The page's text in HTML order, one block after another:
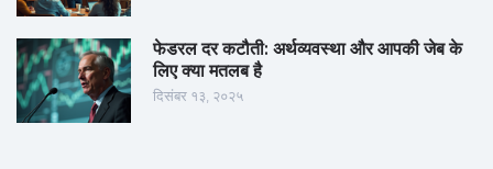
फेडरल दर कटौती: अर्थव्यवस्था और आपकी जेब के
लिए क्या मतलब है
दिसंबर १३, २०२५